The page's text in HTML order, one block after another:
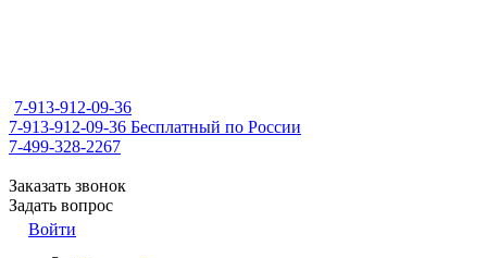
7-913-912-09-36
7-913-912-09-36 Бесплатный по России
7-499-328-2267
Заказать звонок
Задать вопрос
Войти